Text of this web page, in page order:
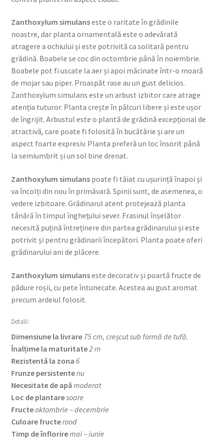
Zanthoxylum simulanseste o raritate în grădinile
noastre, dar planta ornamentală este o adevărată
atragere a ochiului și este potrivită ca solitară pentru
grădină. Boabele se coc din octombrie până în noiembrie.
Boabele pot fi uscate la aer și apoi măcinate într-o moară
de mojar sau piper. Proaspăt rase au un gust delicios.
Zanthoxylum simulans este un arbust izbitor care atrage
atenția tuturor. Planta crește în pâlcuri libere și este ușor
de îngrijit. Arbustul este o plantă de grădină excepțional de
atractivă, care poate fi folosită în bucătărie și are un
aspect foarte expresiv. Planta preferă un loc însorit până
la semiumbrit și un sol bine drenat.
Zanthoxylum simulanspoate fi tăiat cu ușurință înapoi și
va încolți din nou în primăvară. Spinii sunt, de asemenea, o
vedere izbitoare. Grădinarul atent protejează planta
tânără în timpul înghețului sever. Frasinul înșelător
necesită puțină întreținere din partea grădinarului și este
potrivit și pentru grădinarii începători. Planta poate oferi
grădinarului ani de plăcere.
Zanthoxylum simulanseste decorativ și poartă fructe de
pădure roșii, cu pete întunecate. Acestea au gust aromat
precum ardeiul folosit.
Detalii:
Dimensiune la livrare 75 cm, creșcut sub formă de tufă.
Înalțime la maturitate2 m
Rezistentă la zona 6
Frunze persistentenu
Necesitate de apămoderat
Loc de plantaresoare
Fructeoktombrie – decembrie
Culoare fructerood
Timp de înfloriremai – iunie